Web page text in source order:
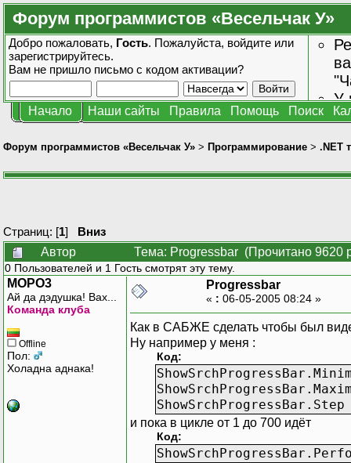
Форум программистов «Весельчак У»
Добро пожаловать, Гость. Пожалуйста, войдите или
зарегистрируйтесь.
Вам не пришло письмо с кодом активации?
У
Начало Наши сайты Правила Помощь Поиск
Форум программистов «Весельчак У» > Программирование > .NET
Страниц: [1] Вниз
Автор
Тема: Progressbar (Прочитано 9620
0 Пользователей и 1 Гость смотрят эту тему.
MOPO3
Ай да дэдушка! Вах...
Команда клуба
Offline
Пол:
Холадна аднака!
Progressbar
« : 06-05-2005 08:24 »
Как в САБЖЕ сделать чтобы был
Ну например у меня :
Код:
и пока в цикле от 1 до 700 идёт
Код: